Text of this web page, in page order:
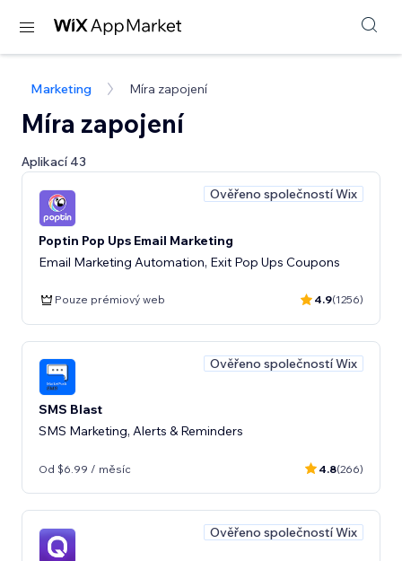
Marketing Míra zapojení
Míra zapojení
Aplikací 43
Ověřeno společností Wix
Poptin Pop Ups Email Marketing
Email Marketing Automation, Exit Pop Ups Coupons
Pouze prémiový web 4.9(1256)
Ověřeno společností Wix
SMS Blast
SMS Marketing, Alerts & Reminders
Od $6.99 / měsíc 4.8(266)
Ověřeno společností Wix